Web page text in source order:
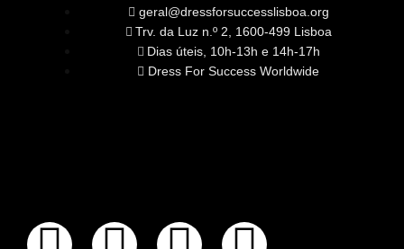
geral@dressforsuccesslisboa.org
Trv. da Luz n.º 2, 1600-499 Lisboa
Dias úteis, 10h-13h e 14h-17h
Dress For Success Worldwide